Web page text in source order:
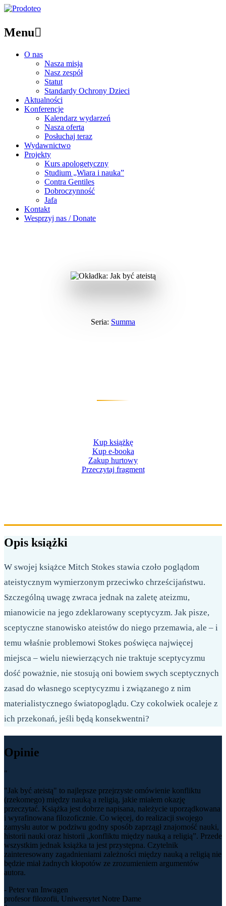
Menu
O nas
Nasza misja
Nasz zespół
Statut
Standardy Ochrony Dzieci
Aktualności
Konferencje
Kalendarz wydarzeń
Nasza oferta
Posłuchaj teraz
Wydawnictwo
Projekty
Kurs apologetyczny
Studium „Wiara i nauka”
Contra Gentiles
Dobroczynność
Jafa
Kontakt
Wesprzyj nas / Donate
Seria: Summa
Kup książkę
Kup e-booka
Zakup hurtowy
Przeczytaj fragment
Opis książki
W swojej książce Mitch Stokes stawia czoło poglądom
ateistycznym wymierzonym przeciwko chrześcijaństwu.
Szczególną uwagę zwraca jednak na zaletę ateizmu,
mianowicie na jego zdeklarowany sceptycyzm. Jak pisze,
sceptyczne stanowisko ateistów do niego przemawia, ale – i
temu właśnie problemowi Stokes poświęca najwięcej
miejsca – wielu niewierzących nie traktuje sceptycyzmu
dość poważnie, nie stosują oni bowiem swych sceptycznych
zasad do własnego sceptycyzmu i związanego z nim
materialistycznego światopoglądu. Czy cokolwiek ocaleje z
ich przekonań, jeśli będą konsekwentni?
Opinie
"
"Jak być ateistą" to najlepsze przejrzyste omówienie konfliktu
(rzekomego) między nauką a religią, jakie miałem okazję
przeczytać. Książka jest dobrze napisana, należycie uporządkowana
i wyrafinowana filozoficznie. Co więcej, do realizacji swojego
zamysłu autor w podziwu godny sposób zaprzągł znajomość nauki,
historii nauki oraz historii „konfliktu między nauką a religią”. Przede
wszystkim jednak książka ta jest przystępna. Czytelnik
zainteresowany zagadnieniami zależności między nauką a religią nie
będzie miał żadnych kłopotów ze zrozumieniem argumentów
autora.
- Peter van Inwagen
profesor filozofii, Uniwersytet Notre Dame